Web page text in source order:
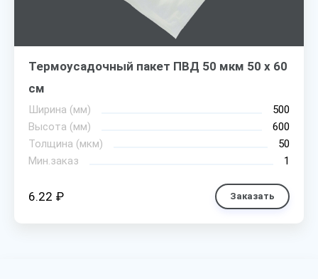
Термоусадочный пакет ПВД 50 мкм 50 х 60
см
Ширина (мм)
500
Высота (мм)
600
Толщина (мкм)
50
Мин.заказ
1
6.22 ₽ Заказать